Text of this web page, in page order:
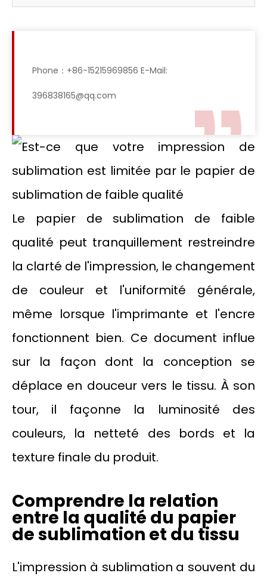
Phone：+86-15215969856 E-Mail:
396838165@qq.com
Le papier de sublimation de faible
qualité peut tranquillement restreindre
la clarté de l'impression, le changement
de couleur et l'uniformité générale,
même lorsque l'imprimante et l'encre
fonctionnent bien. Ce document influe
sur la façon dont la conception se
déplace en douceur vers le tissu. À son
tour, il façonne la luminosité des
couleurs, la netteté des bords et la
texture finale du produit.
Comprendre la relation
entre la qualité du papier
de sublimation et du tissu
L'impression à sublimation a souvent du